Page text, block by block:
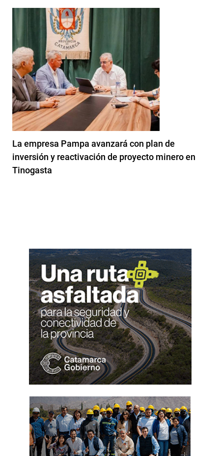
La empresa Pampa avanzará con plan de
inversión y reactivación de proyecto minero en
Tinogasta